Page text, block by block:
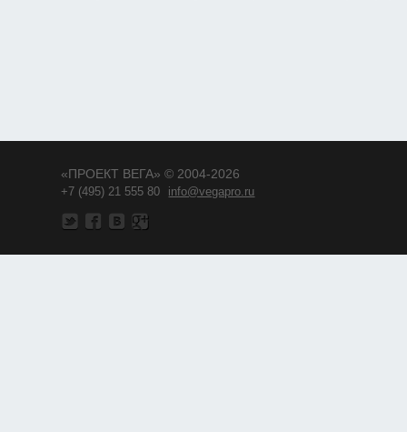
«ПРОЕКТ ВЕГА» © 2004-2026
+7 (495) 21 555 80 info@vegapro.ru